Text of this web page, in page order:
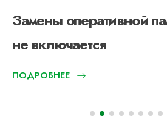
Замены оперативной
не включается
ПОДРОБНЕЕ